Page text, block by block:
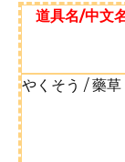
道具名/中文
やくそう / 藥草